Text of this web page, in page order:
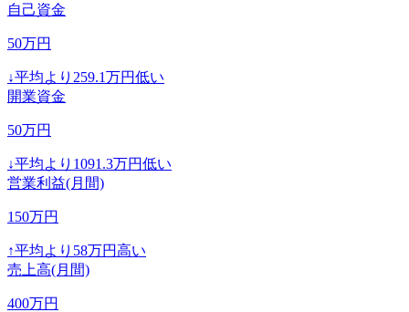
自己資金
50万円
↓平均より 259.1万円低い
開業資金
50万円
↓平均より 1091.3万円低い
営業利益(月間)
150万円
↑平均より 58万円高い
売上高(月間)
400万円